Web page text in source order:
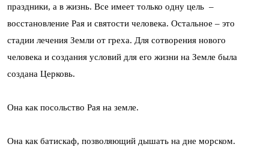
праздники, а в жизнь. Все имеет только одну цель –
восстановление Рая и святости человека. Остальное – это
стадии лечения Земли от греха. Для сотворения нового
человека и создания условий для его жизни на Земле была
создана Церковь.
Она как посольство Рая на земле.
Она как батискаф, позволяющий дышать на дне морском.